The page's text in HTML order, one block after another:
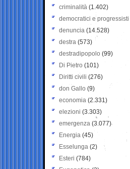
criminalità (1.402)
democratici e progressisti
denuncia (14.528)
destra (573)
destradipopolo (99)
Di Pietro (101)
Diritti civili (276)
don Gallo (9)
economia (2.331)
elezioni (3.303)
emergenza (3.077)
Energia (45)
Esselunga (2)
Esteri (784)